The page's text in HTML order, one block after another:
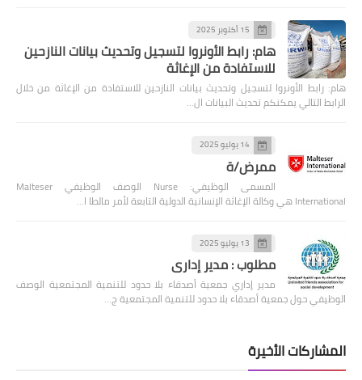
15 أكتوبر 2025
هام: رابط الأونروا لتسجيل وتحديث بيانات النازحين
للاستفادة من الإغاثة
هام: رابط الأونروا لتسجيل وتحديث بيانات النازحين للاستفادة من الإغاثة من خلال
الرابط التالي يمكنكم تحديث البيانات ال…
14 يوليو 2025
ممرض/ة
المسمى الوظيفي: Nurse الوصف الوظيفي Malteser
International هي وكالة الإغاثة الإنسانية الدولية التابعة لأمر مالطا ا…
13 يوليو 2025
مطلوب : مدير إداري
مدير إداري جمعية أصدقاء بلا حدود للتنمية المجتمعية الوصف
الوظيفي حول جمعية أصدقاء بلا حدود للتنمية المجتمعية ج…
المشاركات الأخيرة